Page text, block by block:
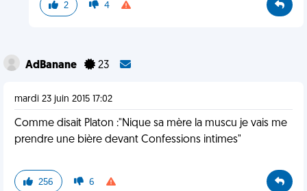
2 4
AdBanane 23
mardi 23 juin 2015 17:02
Comme disait Platon :"Nique sa mère la muscu je vais me
prendre une bière devant Confessions intimes"
256 6